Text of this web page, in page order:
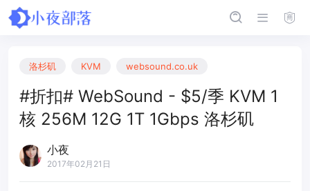
洛杉矶 KVM websound.co.uk
#折扣# WebSound - $5/季 KVM 1
核 256M 12G 1T 1Gbps 洛杉矶
小夜
2017年02月21日